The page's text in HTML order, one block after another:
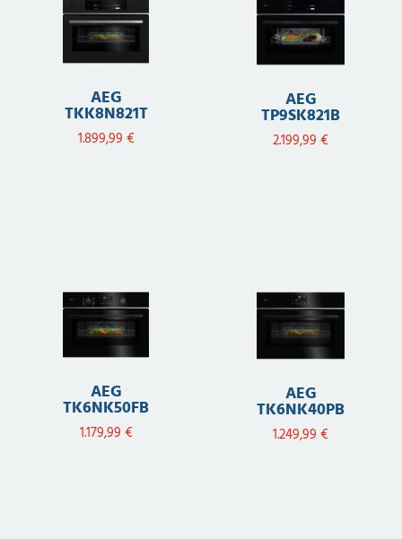
AEG
TKK8N821T
1.899,99 €
AEG
TP9SK821B
2.199,99 €
AEG
TK6NK50FB
1.179,99 €
AEG
TK6NK40PB
1.249,99 €